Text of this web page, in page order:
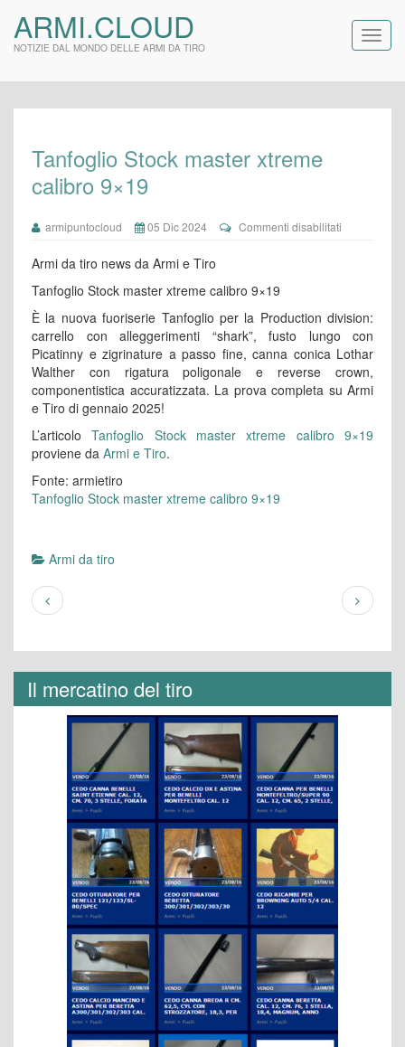
ARMI.CLOUD
NOTIZIE DAL MONDO DELLE ARMI DA TIRO
Tanfoglio Stock master xtreme
calibro 9×19
armipuntocloud 05 Dic 2024 Commenti disabilitati
9×19
Armi da tiro news da Armi e Tiro
Tanfoglio Stock master xtreme calibro 9×19
È la nuova fuoriserie Tanfoglio per la Production division:
carrello con alleggerimenti “shark”, fusto lungo con
Picatinny e zigrinature a passo fine, canna conica Lothar
Walther con rigatura poligonale e reverse crown,
componentistica accuratizzata. La prova completa su Armi
e Tiro di gennaio 2025!
L’articoloTanfoglio Stock master xtreme calibro 9×19
proviene da Armi e Tiro.
Fonte: armietiro
Tanfoglio Stock master xtreme calibro 9×19
Armi da tiro
Il mercatino del tiro